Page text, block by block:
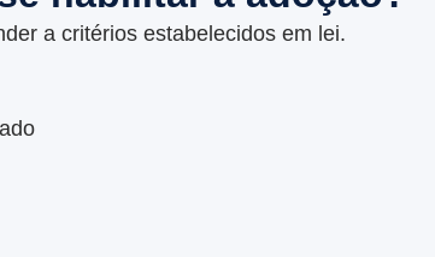
a critérios estabelecidos em lei.